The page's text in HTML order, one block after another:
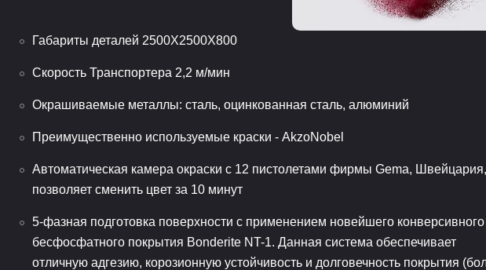
Габариты деталей 2500Х2500Х800
Скорость Транспортера 2,2 м/мин
Окрашиваемые металлы: сталь, оцинкованная сталь, алюминий
Преимущественно используемые краски - AkzoNobel
Автоматическая камера окраски c 12 пистолетами фирмы Gema, Швейцария,
позволяет сменить цвет за 10 минут
5-фазная подготовка поверхности с применением новейшего конверсивного
бесфосфатного покрытия Bonderite NT-1. Данная система обеспечивает
отличную адгезию, корозионную устойчивость и долговечность покрытия